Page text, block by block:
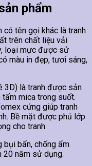
phẩm
có tên gọi khác là tranh
trên chất liệu vải
loại mực được sử
màu in đẹp, tươi sáng,
3D) là tranh được sản
tấm mica trong suốt.
cứng giúp tranh
Bề mặt được phủ lớp
cho tranh.
bụi bẩn, chống ẩm
20 năm sử dụng.